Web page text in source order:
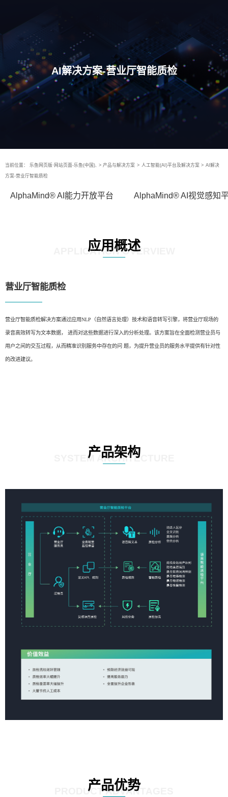
AI解决方案-营业厅智能质检
当前位置： 乐鱼网页版·网站页面-乐鱼(中国), > 产品与解决方案 > 人工智能(AI)平台及解决方案 > AI解决
方案-营业厅智能质检
AlphaMind® AI能力开放平台 AlphaMind® AI视觉感知
应用概述
APPLICATION OVERVIEW
营业厅智能质检
营业厅智能质检解决方案通过应用NLP（自然语言处理）技术和语音转写引擎，将营业厅现场的
录音高效转写为文本数据， 进而对这些数据进行深入的分析处理。该方案旨在全面检测营业员与
用户之间的交互过程，从而精准识别服务中存在的问 题，为提升营业员的服务水平提供有针对性
的改进建议。
产品架构
SYSTEM ARCHITECTURE
产品优势
PRODUCT ADVANTAGES